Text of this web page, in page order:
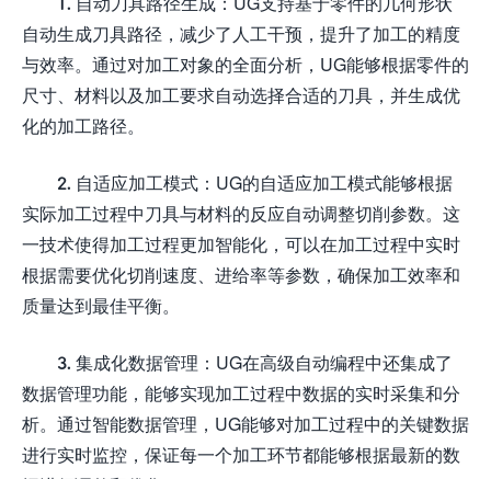
自动生成刀具路径，减少了人工干预，提升了加工的精度
与效率。通过对加工对象的全面分析，UG能够根据零件的
尺寸、材料以及加工要求自动选择合适的刀具，并生成优
化的加工路径。
2. 自适应加工模式：UG的自适应加工模式能够根据
实际加工过程中刀具与材料的反应自动调整切削参数。这
一技术使得加工过程更加智能化，可以在加工过程中实时
根据需要优化切削速度、进给率等参数，确保加工效率和
质量达到最佳平衡。
3. 集成化数据管理：UG在高级自动编程中还集成了
数据管理功能，能够实现加工过程中数据的实时采集和分
析。通过智能数据管理，UG能够对加工过程中的关键数据
进行实时监控，保证每一个加工环节都能够根据最新的数